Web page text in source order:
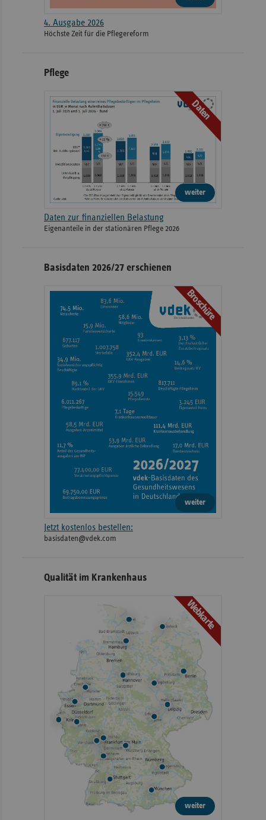
4. Ausgabe 2026
Höchste Zeit für die Pflegereform
Pflege
Daten
weiter
Daten zur finanziellen Belastung
Eigenanteile in der stationären Pflege 2026
Basisdaten 2026/27 erschienen
Broschüre
weiter
Jetzt kostenlos bestellen:
basisdaten@vdek.com
Qualität im Krankenhaus
Webkarte
weiter